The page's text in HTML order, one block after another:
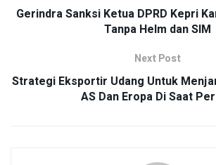
Gerindra Sanksi Ketua DPRD Kepri
Tanpa Helm dan SIM
Next Post
Strategi Eksportir Udang Untuk
AS Dan Eropa Di Saat